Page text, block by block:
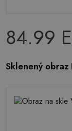
84.99
Sklenený